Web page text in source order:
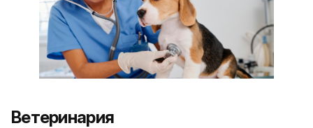
Ветеринария